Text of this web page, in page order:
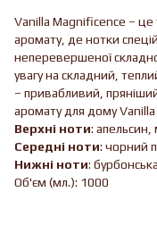
Vanilla Magnificence – це
аромату, де нотки
неперевершеної
увагу на складний,
– привабливий,
аромату для дому
Верхні ноти:
Середні ноти: чорний
Нижні ноти:
Об'єм (мл.): 1000